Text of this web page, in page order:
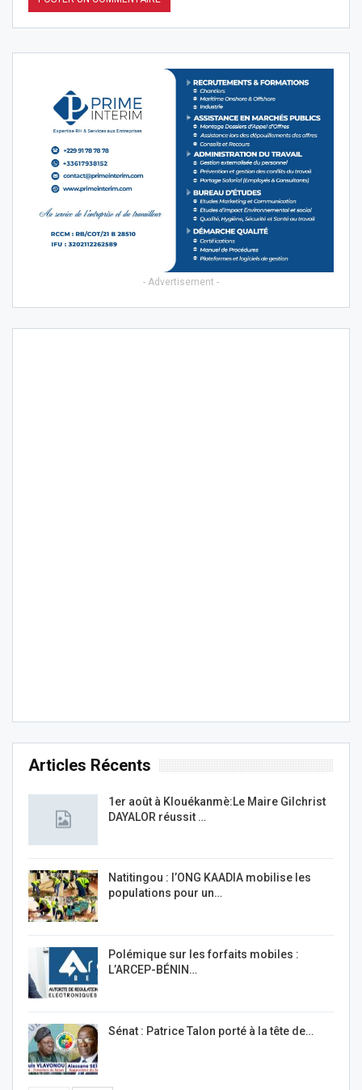
- Advertisement -
Articles Récents
1er août à Klouékanmè:Le Maire Gilchrist
DAYALOR réussit …
Natitingou : l’ONG KAADIA mobilise les
populations pour un…
Polémique sur les forfaits mobiles :
L’ARCEP-BÉNIN…
Sénat : Patrice Talon porté à la tête de…